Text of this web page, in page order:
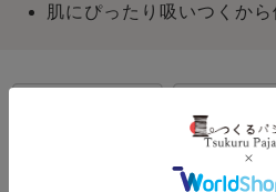
肌にぴったり吸いつくか